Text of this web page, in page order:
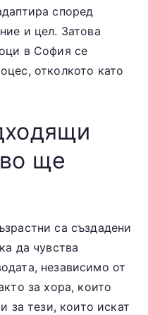
според
и цел. Затова
в София се
отколкото като
ще
са създадени
да чувства
независимо от
за хора, които
за тези, които искат